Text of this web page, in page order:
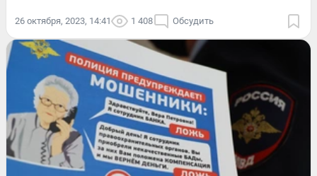
26 октября, 2023, 14:41 1 408 Обсудить